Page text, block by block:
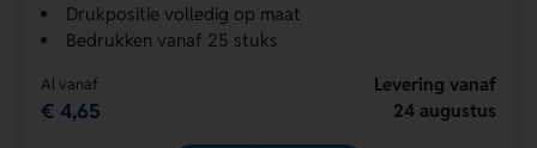
Drukpositie volledig op maat
Bedrukken vanaf 25 stuks
Al vanaf
€ 4,65
Levering vanaf
24 augustus